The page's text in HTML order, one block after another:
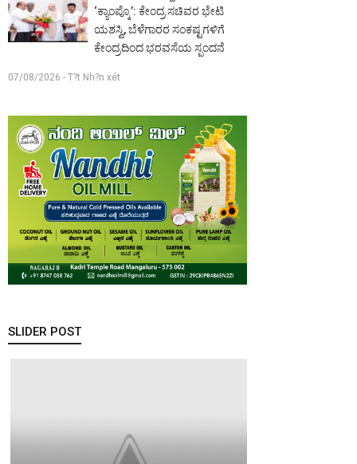
‘ಕ್ಯಾಂಪ್ಕೊ’: ಕೇಂದ್ರ ಸಚಿವರ ಭೇಟಿ
ಯಶಸ್ವಿ, ಬೆಳೆಗಾರರ ಸಂಕಷ್ಟಗಳಿಗೆ
ಕೇಂದ್ರದಿಂದ ಭರವಸೆಯ ಸ್ಪಂದನೆ
07/08/2026 - T?t Nh?n xét
SLIDER POST